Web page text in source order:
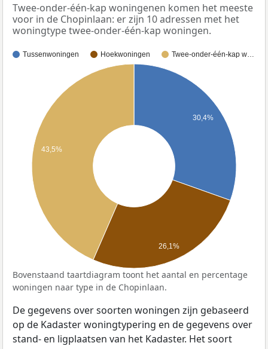
Twee-onder-één-kap woningenen komen het meeste
voor in de Chopinlaan: er zijn 10 adressen met het
woningtype twee-onder-één-kap woningen.
Tussenwoningen Hoekwoningen Twee-onder-één-kap w…
30,4%
43,5%
26,1%
Bovenstaand taartdiagram toont het aantal en percentage
woningen naar type in de Chopinlaan.
De gegevens over soorten woningen zijn gebaseerd
op de Kadaster woningtypering en de gegevens over
stand- en ligplaatsen van het Kadaster. Het soort